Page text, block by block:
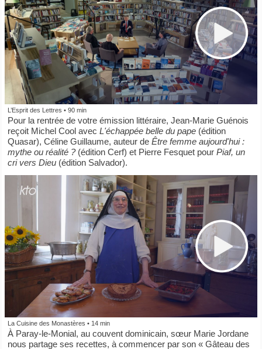
L’Esprit des Lettres • 90 min
Pour la rentrée de votre émission littéraire, Jean-Marie Guénois
reçoit Michel Cool avec L'échappée belle du pape (édition
Quasar), Céline Guillaume, auteur de Être femme aujourd'hui :
mythe ou réalité ? (édition Cerf) et Pierre Fesquet pour Piaf, un
cri vers Dieu (édition Salvador).
La Cuisine des Monastères • 14 min
À Paray-le-Monial, au couvent dominicain, sœur Marie Jordane
nous partage ses recettes, à commencer par son « Gâteau des